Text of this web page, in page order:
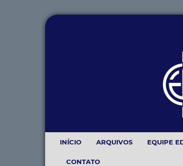
INÍCIO ARQUIVOS EQUIPE
CONTATO